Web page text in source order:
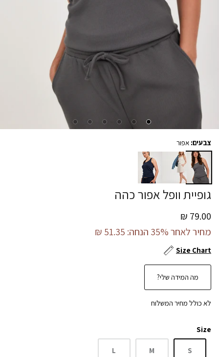
גופיית וופל אפור כהה
79.00 ₪
מחיר לאחר 35% הנחה:
51.35 ₪
Size Chart
מה המידה שלי?
לא כולל מחיר המשלוח
צבעים: אפור
Size
S
M
L